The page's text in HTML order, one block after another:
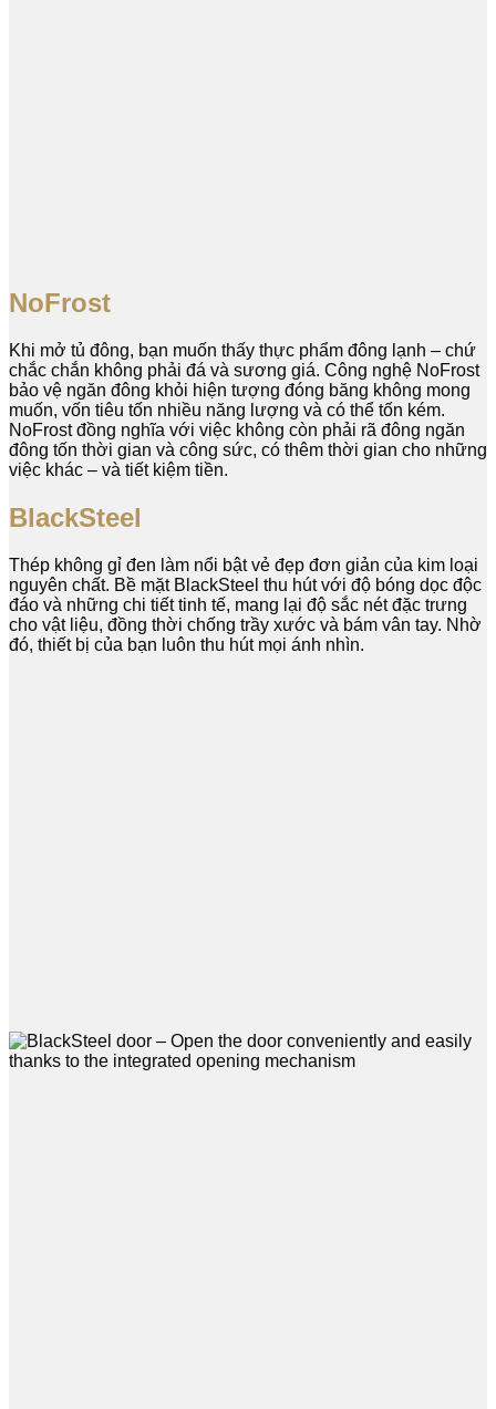
NoFrost
Khi mở tủ đông, bạn muốn thấy thực phẩm đông lạnh – chứ
chắc chắn không phải đá và sương giá. Công nghệ NoFrost
bảo vệ ngăn đông khỏi hiện tượng đóng băng không mong
muốn, vốn tiêu tốn nhiều năng lượng và có thể tốn kém.
NoFrost đồng nghĩa với việc không còn phải rã đông ngăn
đông tốn thời gian và công sức, có thêm thời gian cho những
việc khác – và tiết kiệm tiền.
BlackSteel
Thép không gỉ đen làm nổi bật vẻ đẹp đơn giản của kim loại
nguyên chất. Bề mặt BlackSteel thu hút với độ bóng dọc độc
đáo và những chi tiết tinh tế, mang lại độ sắc nét đặc trưng
cho vật liệu, đồng thời chống trầy xước và bám vân tay. Nhờ
đó, thiết bị của bạn luôn thu hút mọi ánh nhìn.